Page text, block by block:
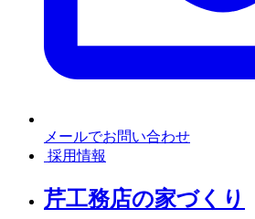
メールでお問い合わせ
採用情報
芹工務店の家づくり